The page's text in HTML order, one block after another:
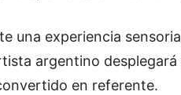
una experiencia
argentino
en referente.